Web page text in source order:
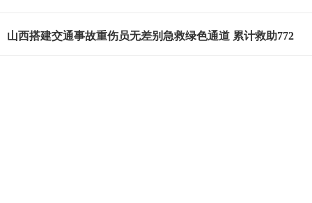
山西搭建交通事故重伤员无差别急救绿色通道 累计救助772